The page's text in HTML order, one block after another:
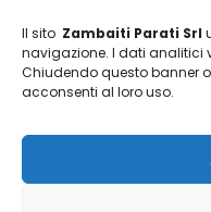
Il sito Zambaiti Parati Srl
navigazione. I dati analitici
Chiudendo questo banner
acconsenti al loro uso.